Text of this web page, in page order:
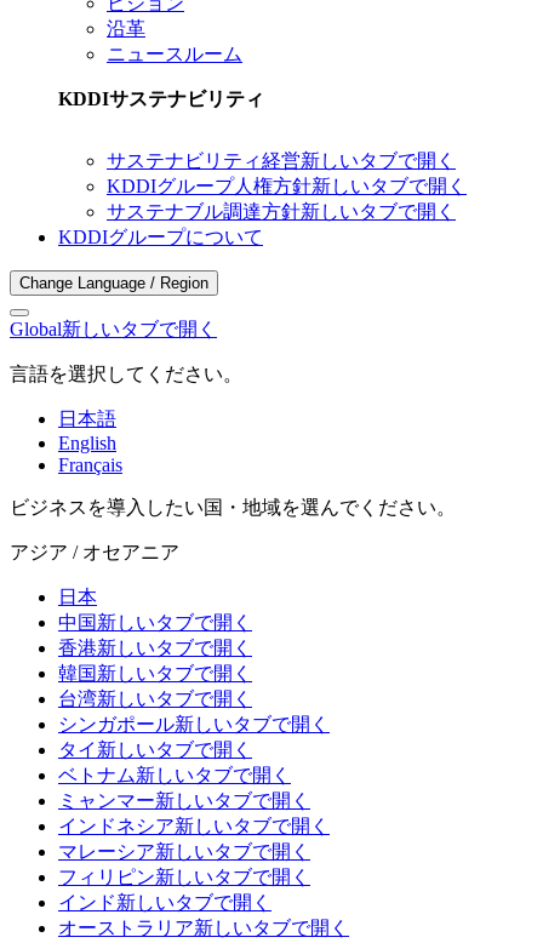
沿革
ニュースルーム
KDDIサステナビリティ
サステナビリティ経営新しいタブで開く
KDDIグループ人権方針新しいタブで開く
サステナブル調達方針新しいタブで開く
KDDIグループについて
Change Language / Region
Global新しいタブで開く
言語を選択してください。
日本語
English
Français
ビジネスを導入したい国・地域を選んでください。
アジア / オセアニア
日本
中国新しいタブで開く
香港新しいタブで開く
韓国新しいタブで開く
台湾新しいタブで開く
シンガポール新しいタブで開く
タイ 新しいタブで開く
ベトナム新しいタブで開く
ミャンマー新しいタブで開く
インドネシア新しいタブで開く
マレーシア新しいタブで開く
フィリピン新しいタブで開く
インド新しいタブで開く
オーストラリア新しいタブで開く